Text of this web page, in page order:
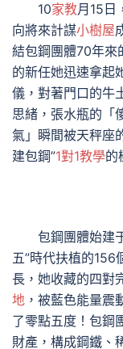
10家教月15日
向將來計謀小樹屋
結包鋼團體70年來
的新任她迅速拿起
儀，對著門口的牛
思緒，張水瓶的「
氣」瞬間被天秤座
建包鋼”1對1教學的
包鋼團體始建
五”時代扶植的
長，她收藏的四對
地 ，被藍色能量
了零點五度！包鋼
財產，構成鋼鐵、